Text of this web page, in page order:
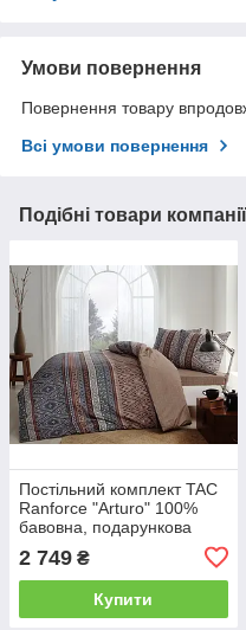
Умови повернення
Повернення товару
Всі умови повернення
Подібні товари компанії
Постільний комплект TAC
Ranforce "Arturo" 100%
бавовна, подарункова
євро
2 749 ₴
Купити